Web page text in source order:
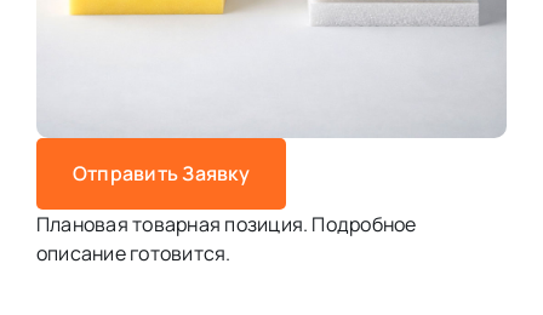
Отправить Заявку
Плановая товарная позиция. Подробное
описание готовится.